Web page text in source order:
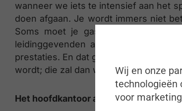
wanneer we iets te intensief aan het
doen afgaan. Je wordt immers niet
Soms moet je gas terugnemen of
leidinggevenden als goede
prestaties. En dat geldt evenzeer voor
wordt; die zal dan weer een tandje
Het hoofdkantoor als ontmoetingsplek
Wij en onze
technologieën
voor